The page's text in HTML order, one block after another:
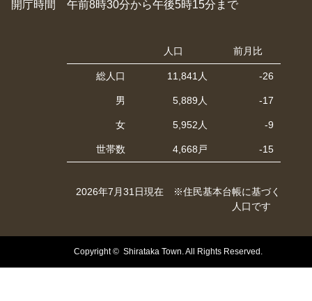
開庁時間 午前8時30分から午後5時15分まで
人口 前月比
総人口 11,841人 -26
男 5,889人 -17
女 5,952人 -9
世帯数 4,668戸 -15
2026年7月31日現在 ※住民基本台帳に基づく
人口です
Copyright © Shirataka Town. All Rights Reserved.